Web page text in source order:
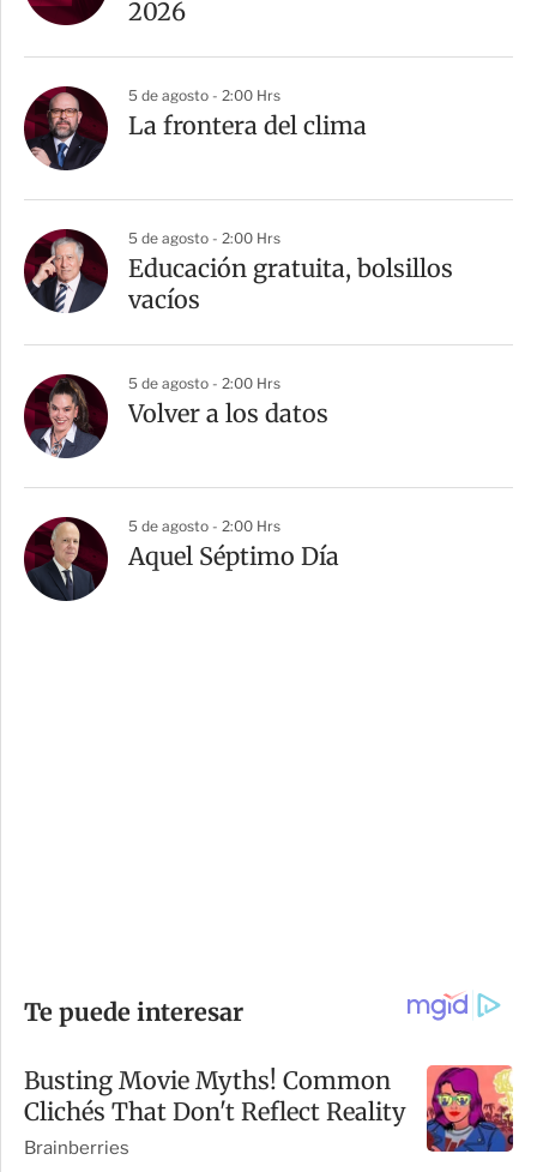
2026
5 de agosto - 2:00 Hrs
La frontera del clima
5 de agosto - 2:00 Hrs
Educación gratuita, bolsillos
vacíos
5 de agosto - 2:00 Hrs
Volver a los datos
5 de agosto - 2:00 Hrs
Aquel Séptimo Día